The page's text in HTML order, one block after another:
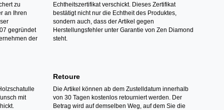
zu
an Ihren
gegründet
der
Echtheitszertifikat verschickt. Dieses Zertifikat
bestätigt nicht nur die Echtheit des Produktes,
sondern auch, dass der Artikel gegen
Herstellungsfehler unter Garantie von Zen Diamond
steht.
mit
Retoure
Die Artikel können ab dem Zustelldatum innerhalb
von 30 Tagen kostenlos retourniert werden. Der
Betrag wird auf demselben Weg, auf dem Sie die